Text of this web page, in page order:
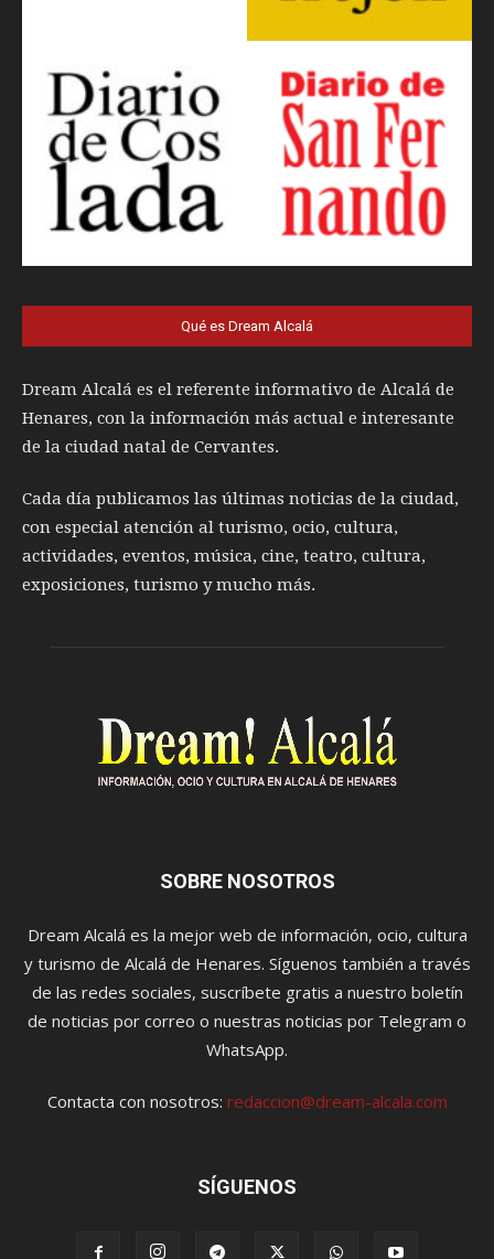
Qué es Dream Alcalá
Dream Alcalá es el referente informativo de Alcalá de
Henares, con la información más actual e interesante
de la ciudad natal de Cervantes.
Cada día publicamos las últimas noticias de la ciudad,
con especial atención al turismo, ocio, cultura,
actividades, eventos, música, cine, teatro, cultura,
exposiciones, turismo y mucho más.
SOBRE NOSOTROS
Dream Alcalá es la mejor web de información, ocio, cultura
y turismo de Alcalá de Henares. Síguenos también a través
de las redes sociales, suscríbete gratis a nuestro boletín
de noticias por correo o nuestras noticias por Telegram o
WhatsApp.
Contacta con nosotros: redaccion@dream-alcala.com
SÍGUENOS